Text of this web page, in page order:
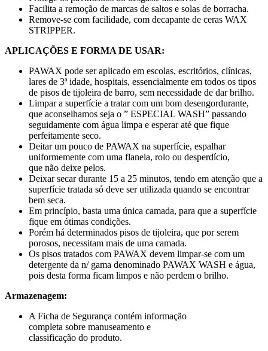
Facilita a remoção de marcas de saltos e solas de borracha.
Remove-se com facilidade, com decapante de ceras WAX
STRIPPER.
APLICAÇÕES E FORMA DE USAR:
PAWAX pode ser aplicado em escolas, escritórios, clínicas,
lares de 3ª idade, hospitais, essencialmente em todos os tipos
de pisos de tijoleira de barro, sem necessidade de dar brilho.
Limpar a superfície a tratar com um bom desengordurante,
que aconselhamos seja o ” ESPECIAL WASH” passando
seguidamente com água limpa e esperar até que fique
perfeitamente seco.
Deitar um pouco de PAWAX na superfície, espalhar
uniformemente com uma flanela, rolo ou desperdício,
que não deixe pelos.
Deixar secar durante 15 a 25 minutos, tendo em atenção que a
superfície tratada só deve ser utilizada quando se encontrar
bem seca.
Em princípio, basta uma única camada, para que a superfície
fique em ótimas condições.
Porém há determinados pisos de tijoleira, que por serem
porosos, necessitam mais de uma camada.
Os pisos tratados com PAWAX devem limpar-se com um
detergente da n/ gama denominado PAWAX WASH e água,
pois desta forma ficam limpos e não perdem o brilho.
Armazenagem:
A Ficha de Segurança contém informação
completa sobre manuseamento e
classificação do produto.